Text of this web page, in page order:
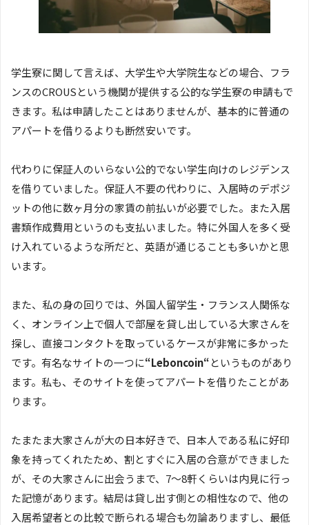
学生寮に関して言えば、大学生や大学院生などの場合、フラ
ンスのCROUSという機関が提供する公的な学生寮の申請もで
きます。私は申請したことはありませんが、基本的に普通の
アパートを借りるよりも断然安いです。
代わりに保証人のいらない公的でない学生向けのレジデンス
を借りていました。保証人不要の代わりに、入居時のデポジ
ットの他に数ヶ月分の家賃の前払いが必要でした。また入居
書類作成費用というのも支払いました。特に外国人を多く受
け入れているような所だと、英語が通じることも多いかと思
います。
また、私の身の回りでは、外国人留学生・フランス人関係な
く、オンライン上で個人で部屋を貸し出している大家さんを
探し、直接コンタクトを取っているケースが非常に多かった
です。有名なサイトの一つに“Leboncoin“というものがあり
ます。私も、そのサイトを使ってアパートを借りたことがあ
ります。
たまたま大家さんが大の日本好きで、日本人である私に好印
象を持ってくれたため、割とすぐに入居の合意ができました
が、その大家さんに出会うまで、7〜8軒くらいは内見に行っ
た記憶があります。結局は貸し出す側との相性なので、他の
入居希望者との比較で断られる場合も勿論ありますし、最低